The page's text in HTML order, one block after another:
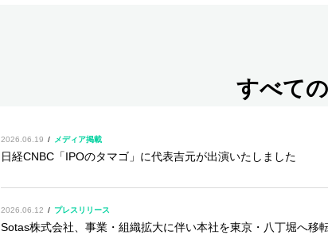
すべて
2026.06.19 メディア掲載
日経CNBC「IPOのタマゴ」に代表吉元が出演いたしました
2026.06.12 プレスリリース
Sotas株式会社、事業・組織拡大に伴い本社を東京・八丁堀へ